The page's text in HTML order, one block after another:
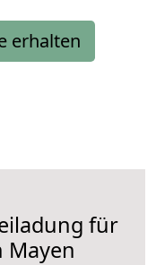
erhalten
für
Mayen